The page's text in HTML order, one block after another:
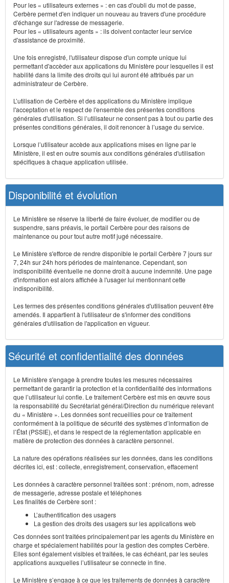
Pour les « utilisateurs externes » : en cas d'oubli du mot de passe,
Cerbère permet d'en indiquer un nouveau au travers d'une procédure
d'échange sur l'adresse de messagerie.
Pour les « utilisateurs agents » : ils doivent contacter leur service
d'assistance de proximité.
Une fois enregistré, l'utilisateur dispose d'un compte unique lui
permettant d'accèder aux applications du Ministère pour lesquelles il est
habilité dans la limite des droits qui lui auront été attribués par un
administrateur de Cerbère.
L’utilisation de Cerbère et des applications du Ministère implique
l'acceptation et le respect de l'ensemble des présentes conditions
générales d'utilisation. Si l’utilisateur ne consent pas à tout ou partie des
présentes conditions générales, il doit renoncer à l’usage du service.
Lorsque l’utilisateur accède aux applications mises en ligne par le
Ministère, il est en outre soumis aux conditions générales d'utilisation
spécifiques à chaque application utilisée.
Disponibilité et évolution
Le Ministère se réserve la liberté de faire évoluer, de modifier ou de
suspendre, sans préavis, le portail Cerbère pour des raisons de
maintenance ou pour tout autre motif jugé nécessaire.
Le Ministère s'efforce de rendre disponible le portail Cerbère 7 jours sur
7, 24h sur 24h hors périodes de maintenance. Cependant, son
indisponibilité éventuelle ne donne droit à aucune indemnité. Une page
d'information est alors affichée à l'usager lui mentionnant cette
indisponibilité.
Les termes des présentes conditions générales d'utilisation peuvent être
amendés. Il appartient à l'utilisateur de s'informer des conditions
générales d'utilisation de l'application en vigueur.
Sécurité et confidentialité des données
Le Ministère s'engage à prendre toutes les mesures nécessaires
permettant de garantir la protection et la confidentialité des informations
que l’utilisateur lui confie. Le traitement Cerbère est mis en œuvre sous
la responsabilité du Secrétariat général/Direction du numérique relevant
du « Ministère ». Les données sont recueillies pour ce traitement
conformément à la politique de sécurité des systèmes d’information de
l’État (PSSIE), et dans le respect de la réglementation applicable en
matière de protection des données à caractère personnel.
La nature des opérations réalisées sur les données, dans les conditions
décrites ici, est : collecte, enregistrement, conservation, effacement
Les données à caractère personnel traitées sont : prénom, nom, adresse
de messagerie, adresse postale et téléphones
Les finalités de Cerbère sont :
L’authentification des usagers
La gestion des droits des usagers sur les applications web
Ces données sont traitées principalement par les agents du Ministère en
charge et spécialement habilités pour la gestion des comptes Cerbère.
Elles sont également visibles et traitées, le cas échéant, par les seules
applications auxquelles l’utilisateur se connecte in fine.
Le Ministère s’engage à ce que les traitements de données à caractère